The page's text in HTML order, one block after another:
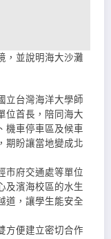
，並說明海大沙灘
立台灣海洋大學師
位首長，陪同海大
機車停車區及候車
期盼讓當地變成北
市府交通處等單位
及濱海校區的水生
道，讓學生能安全
方便建立密切合作